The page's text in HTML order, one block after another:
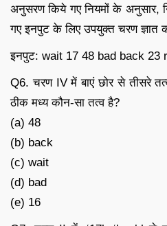
अनुसरण किये गए नियमों के अनुसार,
गए इनपुट के लिए उपयुक्त चरण ज्ञात
इनपुट: wait 17 48 bad back 23
Q6. चरण IV में बाएं छोर से तीसरे
ठीक मध्य कौन-सा तत्व है?
(a) 48
(b) back
(c) wait
(d) bad
(e) 16